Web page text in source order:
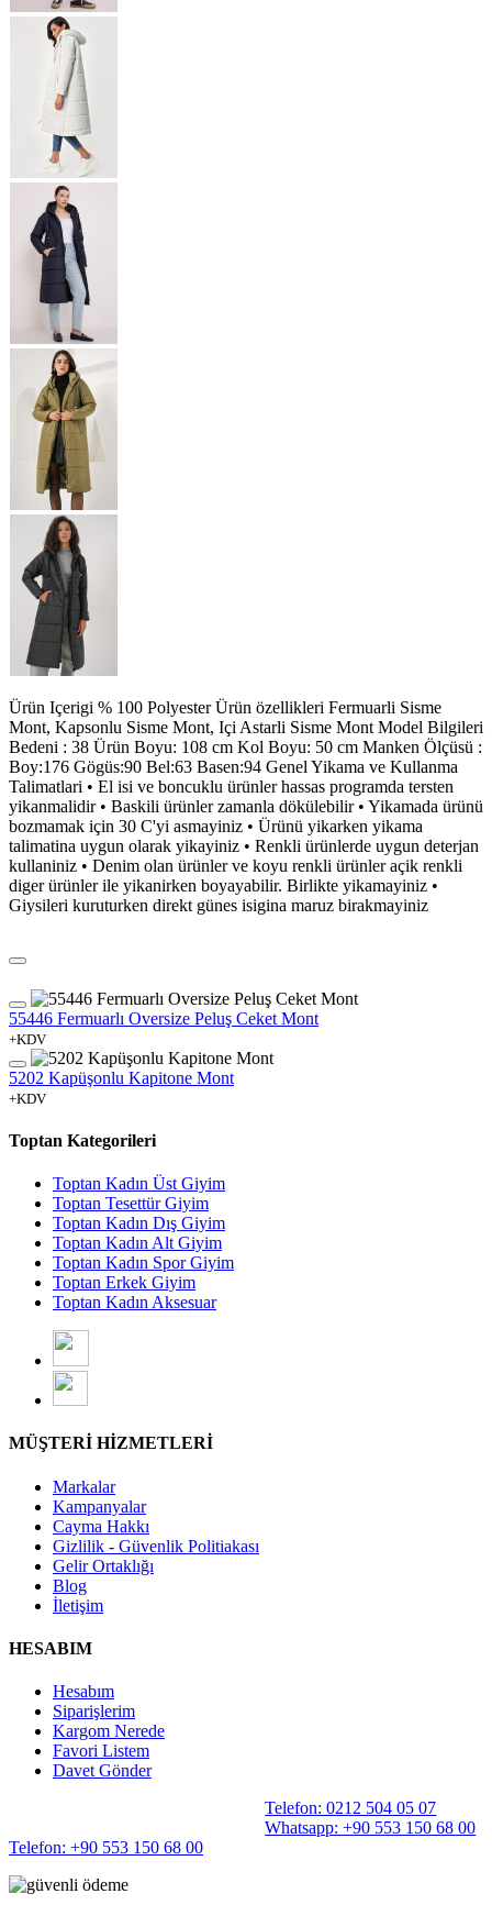
Ürün Içerigi % 100 Polyester Ürün özellikleri Fermuarli Sisme
Mont, Kapsonlu Sisme Mont, Içi Astarli Sisme Mont Model Bilgileri
Bedeni : 38 Ürün Boyu: 108 cm Kol Boyu: 50 cm Manken Ölçüsü :
Boy:176 Gögüs:90 Bel:63 Basen:94 Genel Yikama ve Kullanma
Talimatlari • El isi ve boncuklu ürünler hassas programda tersten
yikanmalidir • Baskili ürünler zamanla dökülebilir • Yikamada ürünü
bozmamak için 30 C'yi asmayiniz • Ürünü yikarken yikama
talimatina uygun olarak yikayiniz • Renkli ürünlerde uygun deterjan
kullaniniz • Denim olan ürünler ve koyu renkli ürünler açik renkli
diger ürünler ile yikanirken boyayabilir. Birlikte yikamayiniz •
Giysileri kuruturken direkt günes isigina maruz birakmayiniz
55446 Fermuarlı Oversize Peluş Ceket Mont
+KDV
5202 Kapüşonlu Kapitone Mont
+KDV
Toptan Kategorileri
Toptan Kadın Üst Giyim
Toptan Tesettür Giyim
Toptan Kadın Dış Giyim
Toptan Kadın Alt Giyim
Toptan Kadın Spor Giyim
Toptan Erkek Giyim
Toptan Kadın Aksesuar
MÜŞTERİ HİZMETLERİ
Markalar
Kampanyalar
Cayma Hakkı
Gizlilik - Güvenlik Politiakası
Gelir Ortaklığı
Blog
İletişim
HESABIM
Hesabım
Siparişlerim
Kargom Nerede
Favori Listem
Davet Gönder
Telefon: 0212 504 05 07
Whatsapp: +90 553 150 68 00
Telefon: +90 553 150 68 00